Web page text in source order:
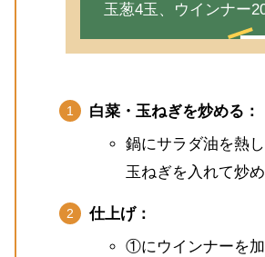
玉葱4玉、ウインナー
白菜・玉ねぎを炒める：
鍋にサラダ油を熱し
玉ねぎを入れて炒め
仕上げ：
①にウインナーを加